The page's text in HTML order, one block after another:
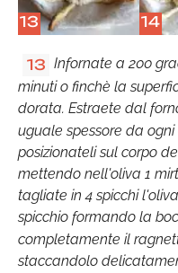
13 14
13 Infornate a 200
minuti o finchè la
dorata. Estraete dal
uguale spessore da ogni
posizionateli sul corpo
mettendo nell'oliva 1
tagliate in 4 spicchi
spicchio formando la
completamente il
staccandolo